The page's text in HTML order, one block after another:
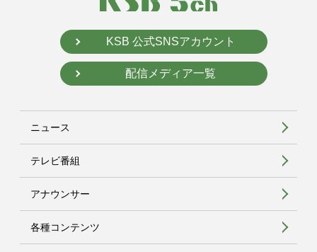
KSB 公式SNSアカウント
配信メディア一覧
ニュース
テレビ番組
アナウンサー
各種コンテンツ